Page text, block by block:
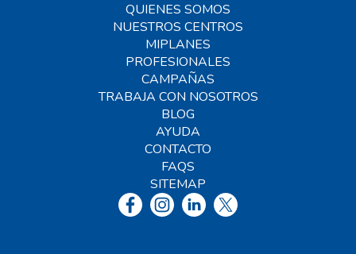
QUIENES SOMOS
NUESTROS CENTROS
MIPLANES
PROFESIONALES
CAMPAÑAS
TRABAJA CON NOSOTROS
BLOG
AYUDA
CONTACTO
FAQS
SITEMAP